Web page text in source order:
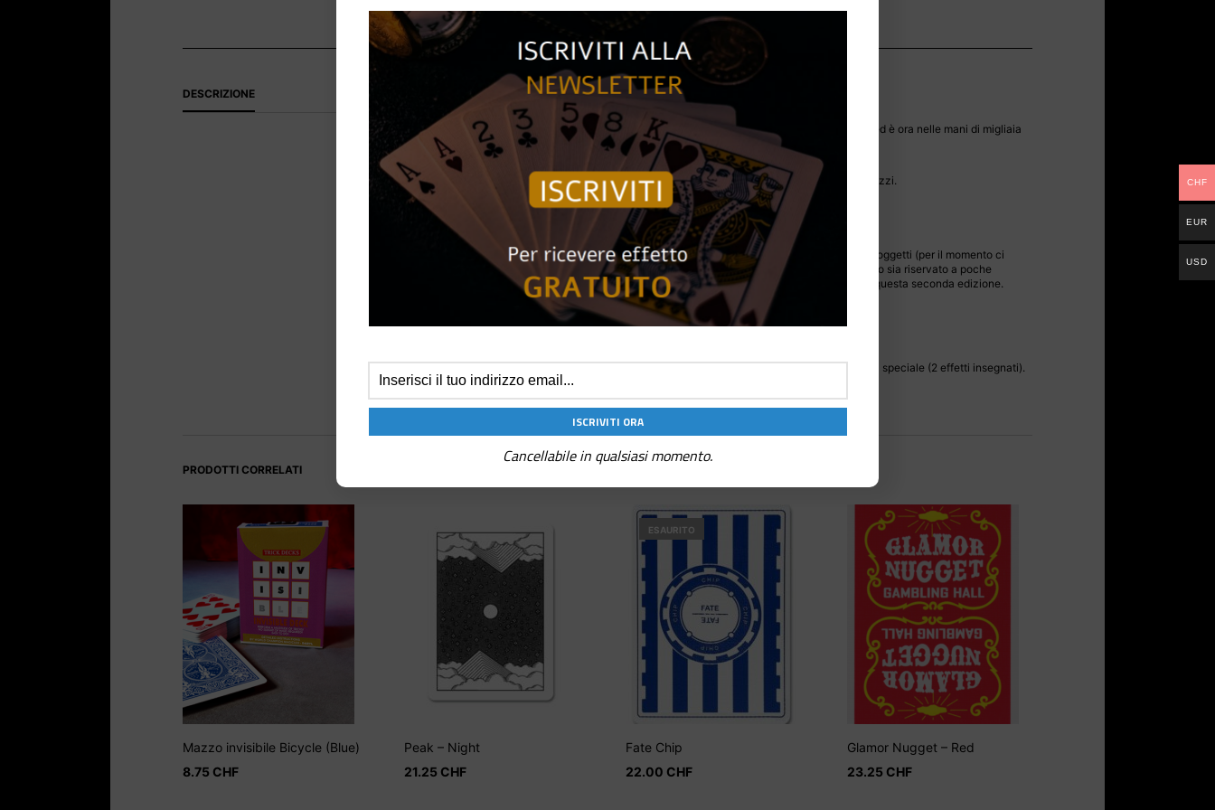
DESCRIZIONE Un anno e mezzo dopo l’inizio della nostra
La prima edizione di il nostro mazzo Signature è stato venduto in tutto il mondo ed è ora nelle mani di migliaia
di maghi e cardisti (e ne siamo molto felici!).
La carta da gioco Signature – LA SECONDA edizione è limitata SOLO a 1000 mazzi.
Saremo onesti con te: 1000 mazzi sono una quantità molto piccola…
Lo spirito del marchio Signature è semplice: avere amici che utilizzano gli stessi oggetti (per il momento ci
concentriamo solo sulle carte da gioco) in tutto il mondo. Ma vogliamo che questo sia riservato a poche
persone, non a migliaia e migliaia. Questo è il motivo principale della quantità di questa seconda edizione.
Stampato dall’USPCC
Viene fornito con 2 jolly, una carta gaff (doppio supporto speciale) e una carta speciale (2 effetti insegnati).
PRODOTTI CORRELATI
Mazzo invisibile Bicycle (Blue)
8.75 CHF
Peak – Night
21.25 CHF
ESAURITO
Fate Chip
22.00 CHF
Glamor Nugget – Red
23.25 CHF
CHF
EUR
USD
Cancellabile in qualsiasi momento.